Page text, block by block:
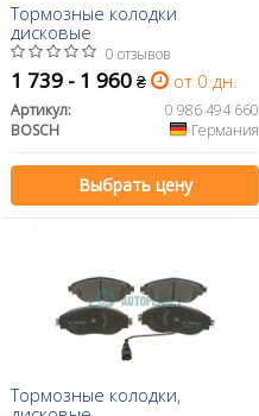
Тормозные колодки
дисковые
0 отзывов
1 739 - 1 960 ₴ от 0 дн.
Артикул:
0 986 494 660
BOSCH
Германия
Выбрать цену
Тормозные колодки,